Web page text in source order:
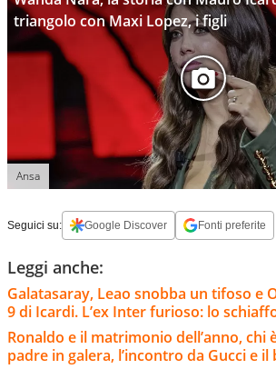
triangolo con Maxi Lopez, i figli
Ansa
Seguici su: Google Discover Fonti preferite
Leggi anche:
Galatasaray, Leao snobba un tifoso e
9 di Icardi. L’ex Inter furioso: lo
Ronaldo e il matrimonio dell’anno, chi
padre in galera, l’incontro da Gucci e